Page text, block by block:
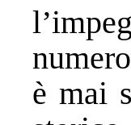
è mai